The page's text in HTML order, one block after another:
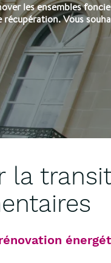
les ensembles
récupération. Vous
la